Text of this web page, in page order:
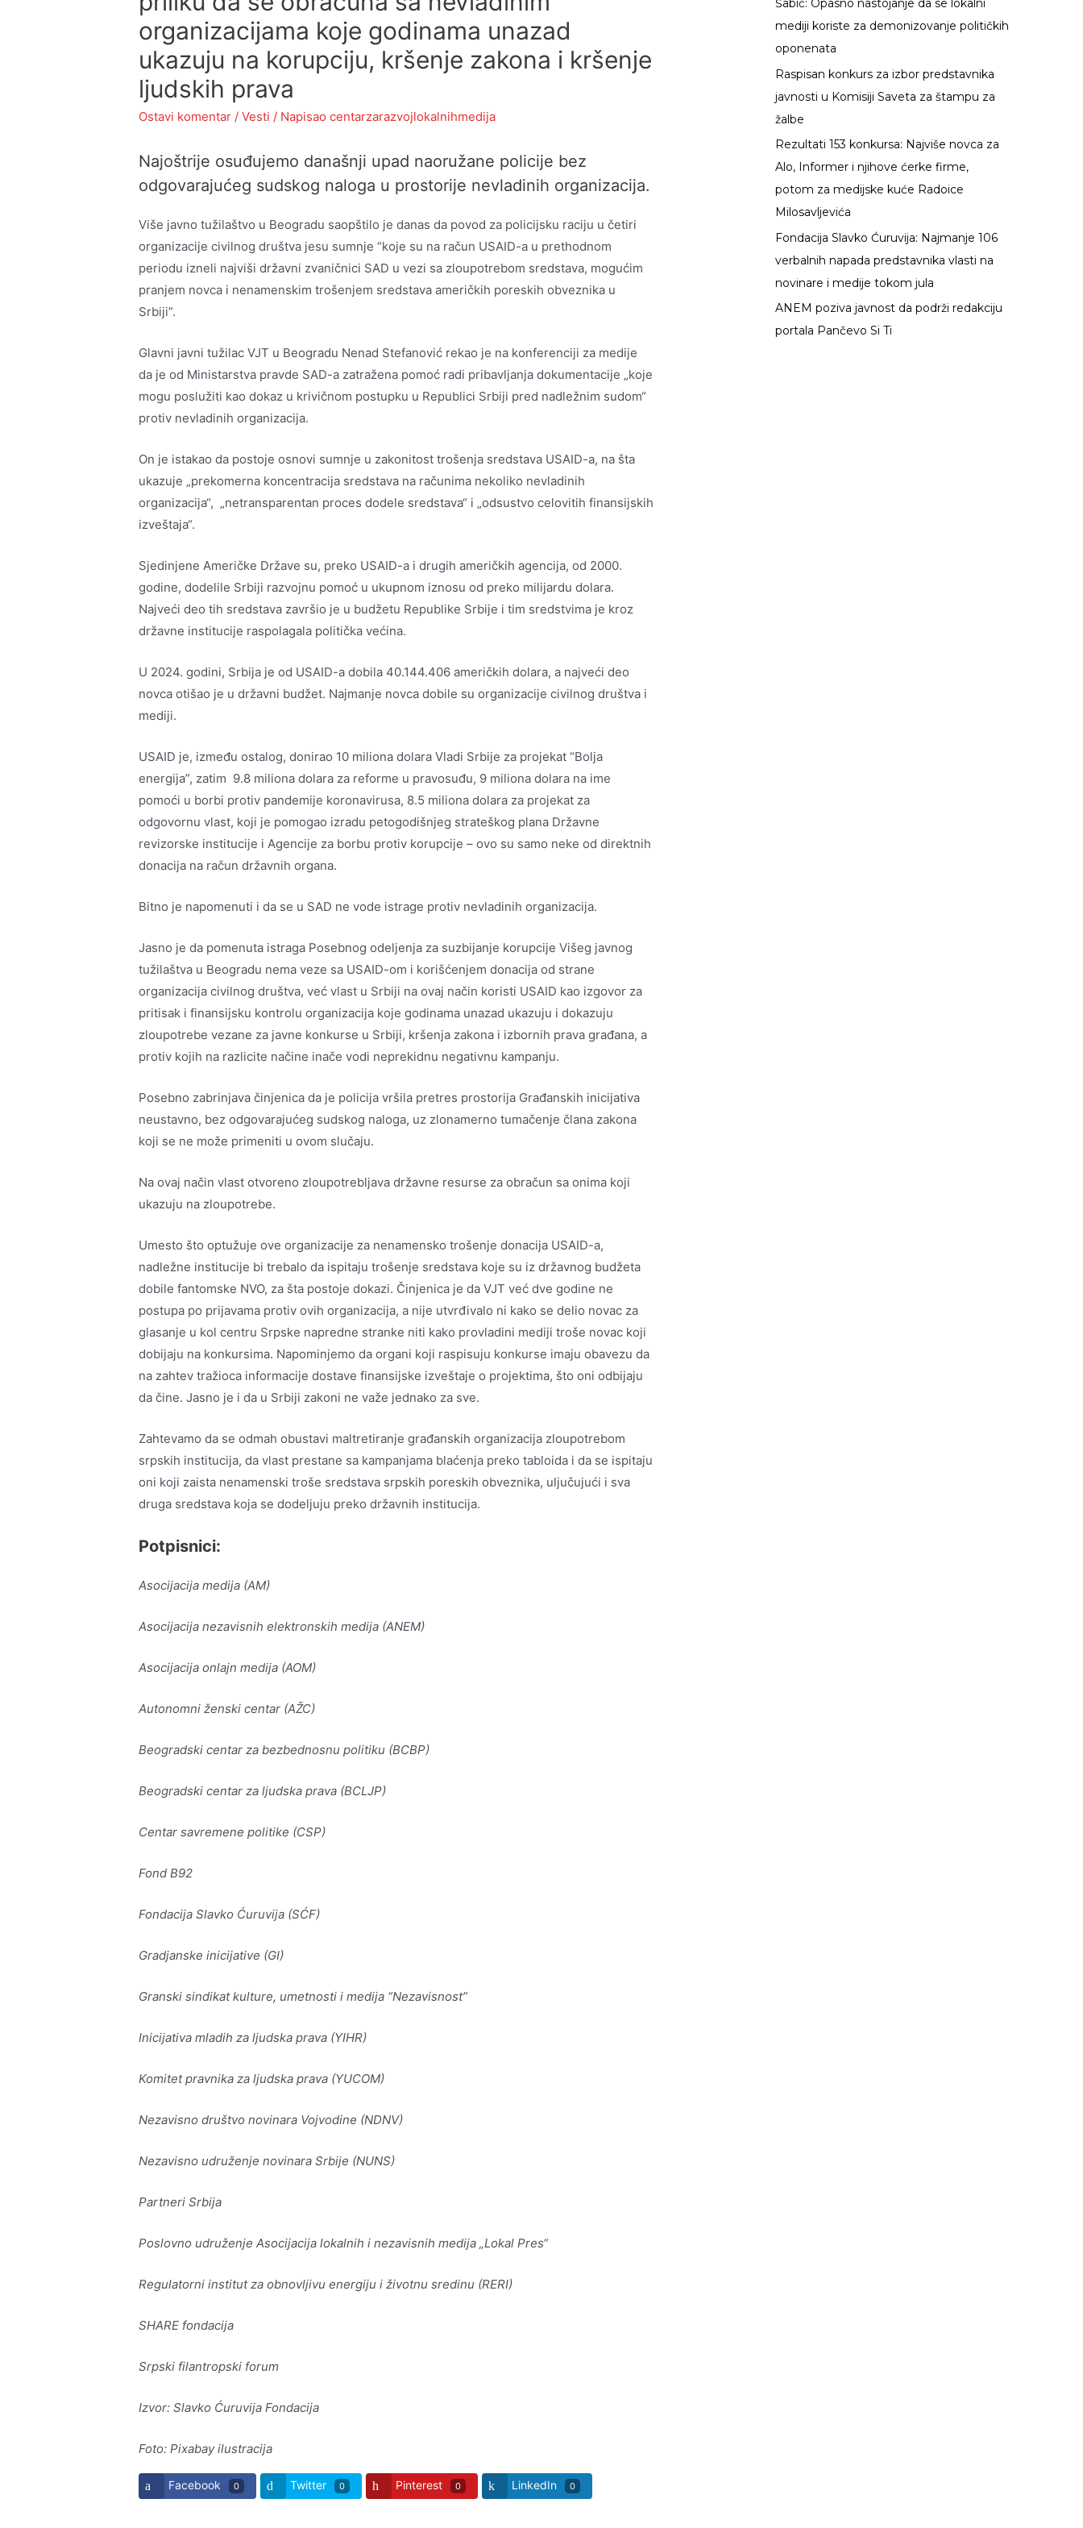
organizacijama koje godinama unazad
ukazuju na korupciju, kršenje zakona i kršenje
ljudskih prava
Ostavi komentar /Vesti / Napisao centarzarazvojlokalnihmedija
Najoštrije osuđujemo današnji upad naoružane policije bez
odgovarajućeg sudskog naloga u prostorije nevladinih organizacija.
Više javno tužilaštvo u Beogradu saopštilo je danas da povod za policijsku raciju u četiri
organizacije civilnog društva jesu sumnje “koje su na račun USAID-a u prethodnom
periodu izneli najviši državni zvaničnici SAD u vezi sa zloupotrebom sredstava, mogućim
pranjem novca i nenamenskim trošenjem sredstava američkih poreskih obveznika u
Srbiji”.
Glavni javni tužilac VJT u Beogradu Nenad Stefanović rekao je na konferenciji za medije
da je od Ministarstva pravde SAD-a zatražena pomoć radi pribavljanja dokumentacije „koje
mogu poslužiti kao dokaz u krivičnom postupku u Republici Srbiji pred nadležnim sudom“
protiv nevladinih organizacija.
On je istakao da postoje osnovi sumnje u zakonitost trošenja sredstava USAID-a, na šta
ukazuje „prekomerna koncentracija sredstava na računima nekoliko nevladinih
organizacija“, „netransparentan proces dodele sredstava“ i „odsustvo celovitih finansijskih
izveštaja“.
Sjedinjene Američke Države su, preko USAID-a i drugih američkih agencija, od 2000.
godine, dodelile Srbiji razvojnu pomoć u ukupnom iznosu od preko milijardu dolara.
Najveći deo tih sredstava završio je u budžetu Republike Srbije i tim sredstvima je kroz
državne institucije raspolagala politička većina.
U 2024. godini, Srbija je od USAID-a dobila 40.144.406 američkih dolara, a najveći deo
novca otišao je u državni budžet. Najmanje novca dobile su organizacije civilnog društva i
mediji.
USAID je, između ostalog, donirao 10 miliona dolara Vladi Srbije za projekat “Bolja
energija”, zatim 9.8 miliona dolara za reforme u pravosuđu, 9 miliona dolara na ime
pomoći u borbi protiv pandemije koronavirusa, 8.5 miliona dolara za projekat za
odgovornu vlast, koji je pomogao izradu petogodišnjeg strateškog plana Državne
revizorske institucije i Agencije za borbu protiv korupcije – ovo su samo neke od direktnih
donacija na račun državnih organa.
Bitno je napomenuti i da se u SAD ne vode istrage protiv nevladinih organizacija.
Jasno je da pomenuta istraga Posebnog odeljenja za suzbijanje korupcije Višeg javnog
tužilaštva u Beogradu nema veze sa USAID-om i korišćenjem donacija od strane
organizacija civilnog društva, već vlast u Srbiji na ovaj način koristi USAID kao izgovor za
pritisak i finansijsku kontrolu organizacija koje godinama unazad ukazuju i dokazuju
zloupotrebe vezane za javne konkurse u Srbiji, kršenja zakona i izbornih prava građana, a
protiv kojih na razlicite načine inače vodi neprekidnu negativnu kampanju.
Posebno zabrinjava činjenica da je policija vršila pretres prostorija Građanskih inicijativa
neustavno, bez odgovarajućeg sudskog naloga, uz zlonamerno tumačenje člana zakona
koji se ne može primeniti u ovom slučaju.
Na ovaj način vlast otvoreno zloupotrebljava državne resurse za obračun sa onima koji
ukazuju na zloupotrebe.
Umesto što optužuje ove organizacije za nenamensko trošenje donacija USAID-a,
nadležne institucije bi trebalo da ispitaju trošenje sredstava koje su iz državnog budžeta
dobile fantomske NVO, za šta postoje dokazi. Činjenica je da VJT već dve godine ne
postupa po prijavama protiv ovih organizacija, a nije utvrđivalo ni kako se delio novac za
glasanje u kol centru Srpske napredne stranke niti kako provladini mediji troše novac koji
dobijaju na konkursima. Napominjemo da organi koji raspisuju konkurse imaju obavezu da
na zahtev tražioca informacije dostave finansijske izveštaje o projektima, što oni odbijaju
da čine. Jasno je i da u Srbiji zakoni ne važe jednako za sve.
Zahtevamo da se odmah obustavi maltretiranje građanskih organizacija zloupotrebom
srpskih institucija, da vlast prestane sa kampanjama blaćenja preko tabloida i da se ispitaju
oni koji zaista nenamenski troše sredstava srpskih poreskih obveznika, uljučujući i sva
druga sredstava koja se dodeljuju preko državnih institucija.
Potpisnici:
Asocijacija medija (AM)
Asocijacija nezavisnih elektronskih medija (ANEM)
Asocijacija onlajn medija (AOM)
Autonomni ženski centar (AŽC)
Beogradski centar za bezbednosnu politiku (BCBP)
Beogradski centar za ljudska prava (BCLJP)
Centar savremene politike (CSP)
Fond B92
Fondacija Slavko Ćuruvija (SĆF)
Gradjanske inicijative (GI)
Granski sindikat kulture, umetnosti i medija “Nezavisnost”
Inicijativa mladih za ljudska prava (YIHR)
Komitet pravnika za ljudska prava (YUCOM)
Nezavisno društvo novinara Vojvodine (NDNV)
Nezavisno udruženje novinara Srbije (NUNS)
Partneri Srbija
Poslovno udruženje Asocijacija lokalnih i nezavisnih medija „Lokal Pres“
Regulatorni institut za obnovljivu energiju i životnu sredinu (RERI)
SHARE fondacija
Srpski filantropski forum
Izvor: Slavko Ćuruvija Fondacija
Foto: Pixabay ilustracija
Facebook 0 Twitter 0 Pinterest 0 LinkedIn 0
g
a
z
a
:
Šabić: Opasno nastojanje da se lokalni
mediji koriste za demonizovanje političkih
oponenata
Raspisan konkurs za izbor predstavnika
javnosti u Komisiji Saveta za štampu za
žalbe
Rezultati 153 konkursa: Najviše novca za
Alo, Informer i njihove ćerke firme,
potom za medijske kuće Radoice
Milosavljevića
Fondacija Slavko Ćuruvija: Najmanje 106
verbalnih napada predstavnika vlasti na
novinare i medije tokom jula
ANEM poziva javnost da podrži redakciju
portala Pančevo Si Ti